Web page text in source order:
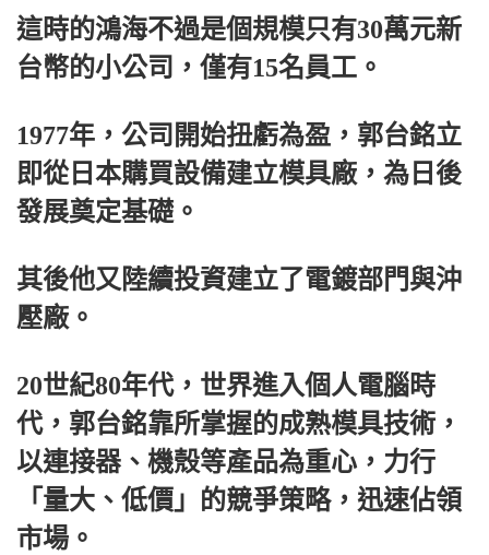
這時的鴻海不過是個規模只有30萬元新
台幣的小公司，僅有15名員工。
1977年，公司開始扭虧為盈，郭台銘立
即從日本購買設備建立模具廠，為日後
發展奠定基礎。
其後他又陸續投資建立了電鍍部門與沖
壓廠。
20世紀80年代，世界進入個人電腦時
代，郭台銘靠所掌握的成熟模具技術，
以連接器、機殼等產品為重心，力行
「量大、低價」的競爭策略，迅速佔領
市場。